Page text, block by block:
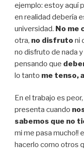
ejemplo: estoy aquí
en realidad debería
universidad. No me
otra, no disfruto ni
no disfruto de nada
pensando que
lo tanto me tenso,
En el trabajo es
presenta cuando
sabemos que no
mi me pasa mucho!!
hacerlo como otros